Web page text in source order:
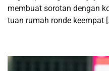
membuat sorotan dengan
tuan rumah ronde keempat